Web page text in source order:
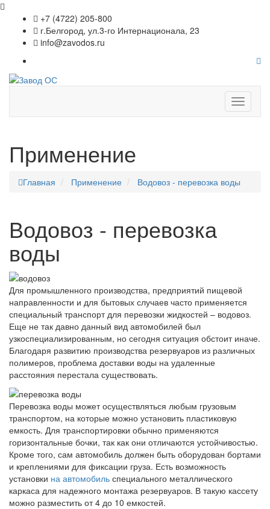
+7 (4722) 205-800
г.Белгород, ул.3-го Интернационала, 23
info@zavodos.ru
меню
Применение
Главная Применение Водовоз - перевозка воды
Водовоз - перевозка
воды
Для промышленного производства, предприятий пищевой
направленности и для бытовых случаев часто применяется
специальный транспорт для перевозки жидкостей – водовоз.
Еще не так давно данный вид автомобилей был
узкоспециализированным, но сегодня ситуация обстоит иначе.
Благодаря развитию производства резервуаров из различных
полимеров, проблема доставки воды на удаленные
расстояния перестала существовать.
Перевозка воды может осуществляться любым грузовым
транспортом, на которые можно установить пластиковую
емкость. Для транспортировки обычно применяются
горизонтальные бочки, так как они отличаются устойчивостью.
Кроме того, сам автомобиль должен быть оборудован бортами
и креплениями для фиксации груза. Есть возможность
установки на автомобиль специального металлического
каркаса для надежного монтажа резервуаров. В такую кассету
можно разместить от 4 до 10 емкостей.